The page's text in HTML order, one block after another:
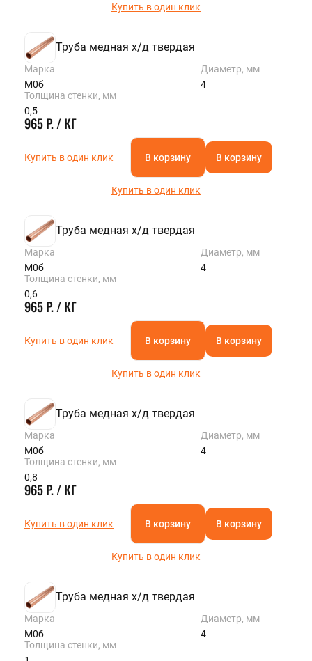
Купить в один клик
Труба медная х/д твердая
Марка
М0б
Диаметр, мм
4
Толщина стенки, мм
0,5
965 Р. / КГ
Купить в один клик В корзину В корзину
Купить в один клик
Труба медная х/д твердая
Марка
М0б
Диаметр, мм
4
Толщина стенки, мм
0,6
965 Р. / КГ
Купить в один клик В корзину В корзину
Купить в один клик
Труба медная х/д твердая
Марка
М0б
Диаметр, мм
4
Толщина стенки, мм
0,8
965 Р. / КГ
Купить в один клик В корзину В корзину
Купить в один клик
Труба медная х/д твердая
Марка
М0б
Диаметр, мм
4
Толщина стенки, мм